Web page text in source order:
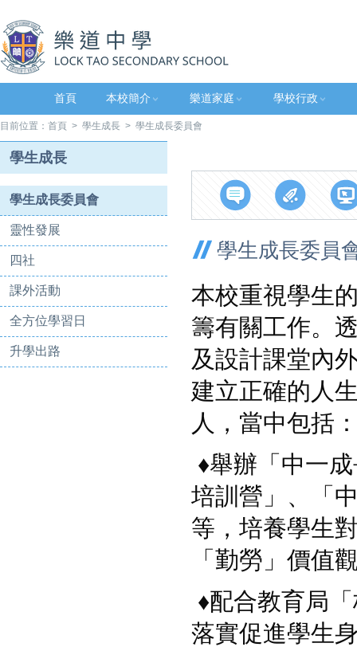
首頁 本校簡介 樂道家庭 學校行政
目前位置： 首頁 > 學生成長 > 學生成長委員會
學生成長
學生成長委員會
靈性發展
四社
課外活動
全方位學習日
升學出路
學生成長委員
本校重視學生
籌有關工作。
及設計課堂內
建立正確的人
人，當中包括
♦舉辦「中一
培訓營」、「
等，培養學生
「勤勞」價值
♦配合教育局
落實促進學生